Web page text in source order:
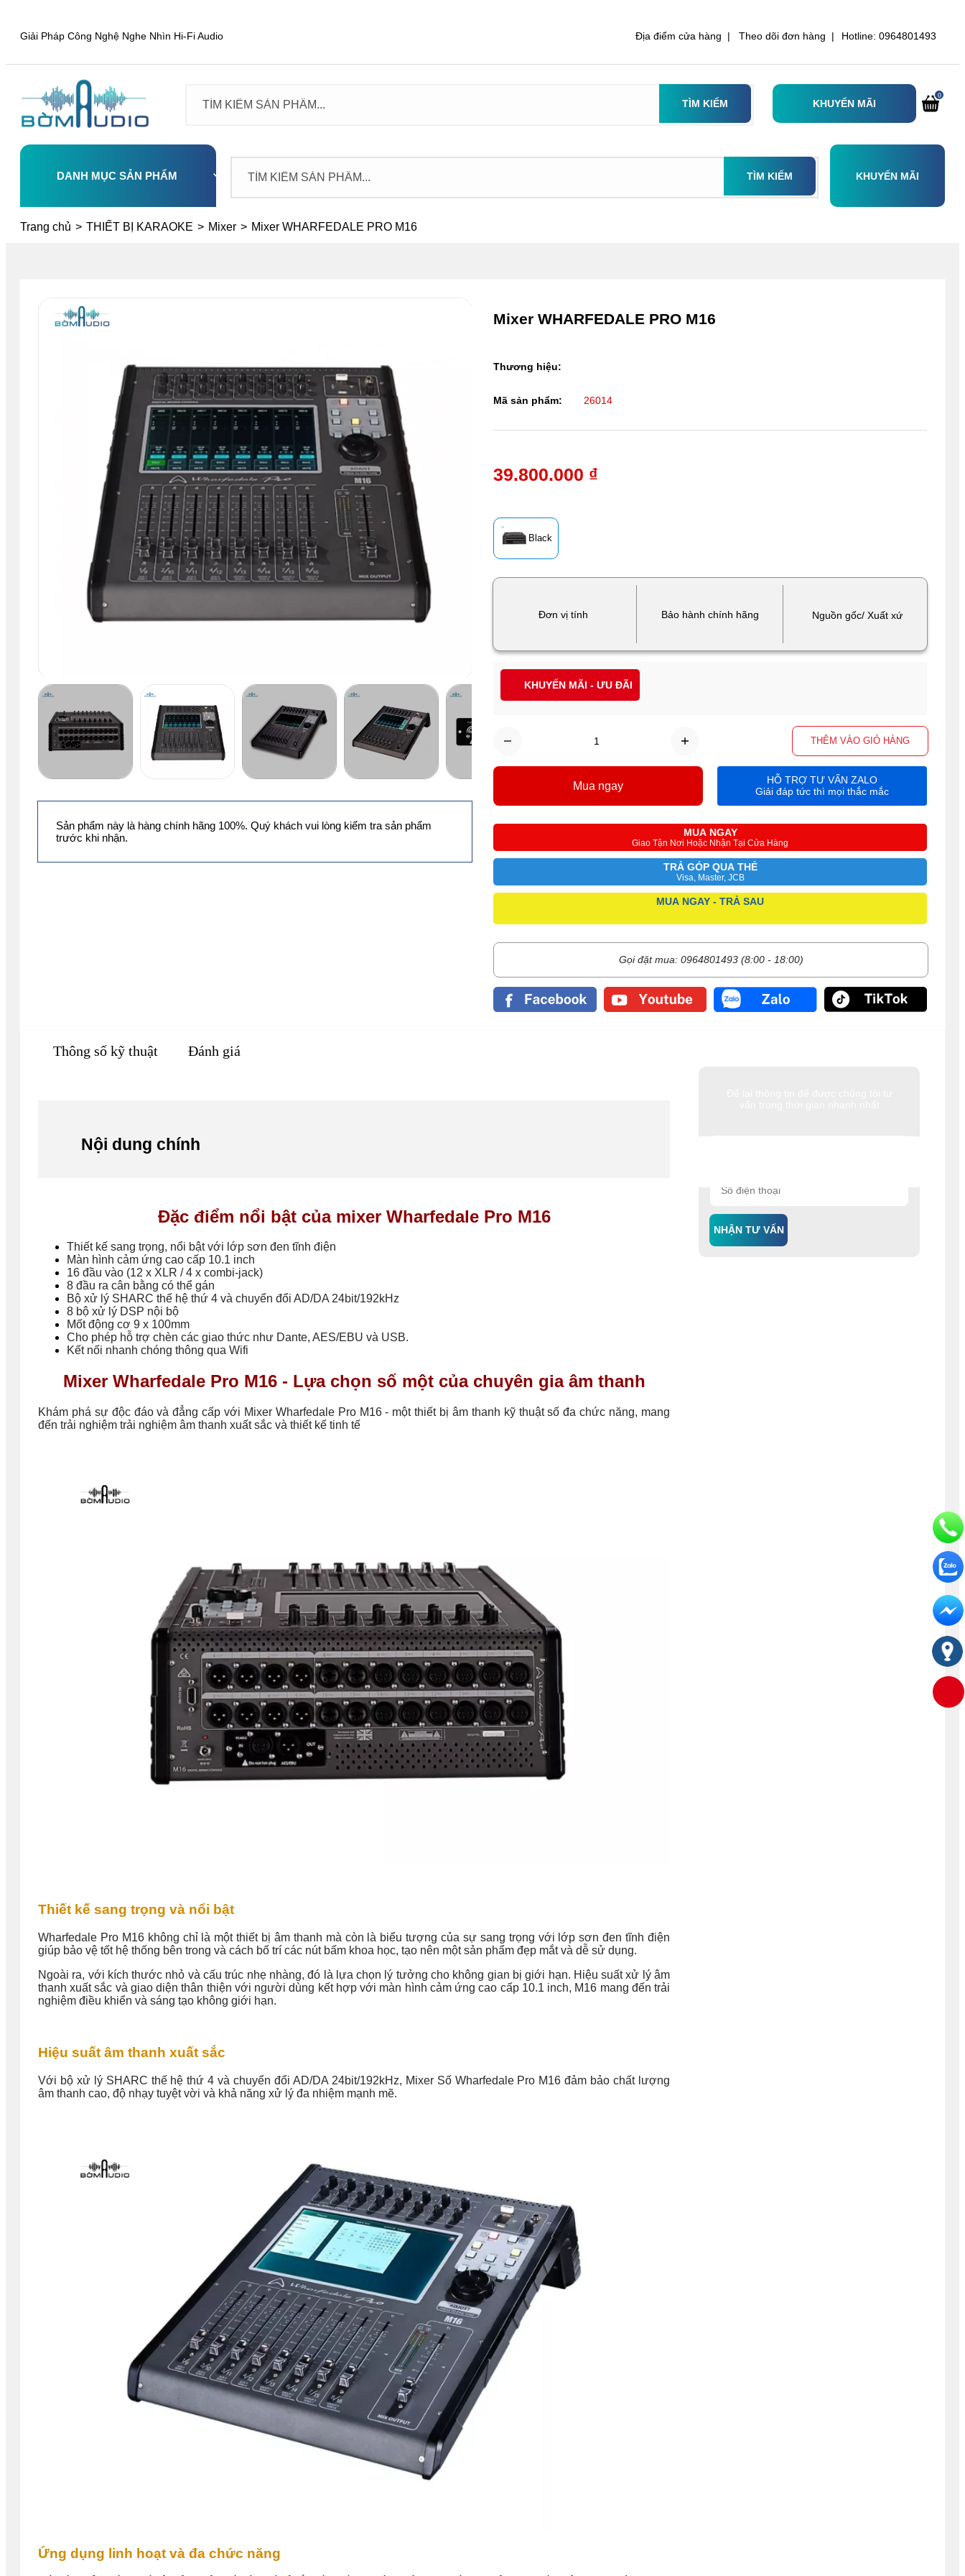
Giải Pháp Công Nghệ Nghe Nhìn Hi-Fi Audio Địa điểm cửa hàng | Theo dõi đơn hàng | Hotline: 0964801493
TÌM KIẾM KHUYẾN MÃI
0
DANH MỤC SẢN PHẨM
Select TÌM KIẾM KHUYẾN MÃI
Trang chủ > THIẾT BỊ KARAOKE > Mixer > Mixer WHARFEDALE PRO M16
Đơn vị tính Bảo hành chính hãng Nguồn gốc/ Xuất xứ
Mixer WHARFEDALE PRO M16
Black
THÊM VÀO GIỎ HÀNG
MUA NGAY
Giao Tận Nơi Hoặc Nhận Tại Cửa Hàng
TRẢ GÓP QUA THẺ
Visa, Master, JCB
MUA NGAY - TRẢ SAU
Gọi đặt mua: 0964801493 (8:00 - 18:00)
39.800.000 ₫
Thương hiệu:
Mã sản phẩm: 26014
Mua ngay
HỖ TRỢ TƯ VẤN ZALO
Giải đáp tức thì mọi thắc mắc
KHUYẾN MÃI - ƯU ĐÃI
Sản phẩm này là hàng chính hãng 100%. Quý khách vui lòng kiểm tra sản phẩm
trước khi nhận.
NHẬN TƯ VẤN
Thông số kỹ thuật Đánh giá
Nội dung chính
Đặc điểm nổi bật của mixer Wharfedale Pro M16
Thiết kế sang trọng, nổi bật với lớp sơn đen tĩnh điện
Màn hình cảm ứng cao cấp 10.1 inch
16 đầu vào (12 x XLR / 4 x combi-jack)
8 đầu ra cân bằng có thể gán
Bộ xử lý SHARC thế hệ thứ 4 và chuyển đổi AD/DA 24bit/192kHz
8 bộ xử lý DSP nội bộ
Mốt động cơ 9 x 100mm
Cho phép hỗ trợ chèn các giao thức như Dante, AES/EBU và USB.
Kết nối nhanh chóng thông qua Wifi
Mixer Wharfedale Pro M16 - Lựa chọn số một của chuyên gia âm thanh
Khám phá sự độc đáo và đẳng cấp với Mixer Wharfedale Pro M16 - một thiết bị âm thanh kỹ thuật số đa chức năng, mang
đến trải nghiệm trải nghiệm âm thanh xuất sắc và thiết kế tinh tế
Thiết kế sang trọng và nổi bật
Wharfedale Pro M16 không chỉ là một thiết bị âm thanh mà còn là biểu tượng của sự sang trọng với lớp sơn đen tĩnh điện
giúp bảo vệ tốt hệ thống bên trong và cách bố trí các nút bấm khoa học, tạo nên một sản phẩm đẹp mắt và dễ sử dụng.
Ngoài ra, với kích thước nhỏ và cấu trúc nhẹ nhàng, đó là lựa chọn lý tưởng cho không gian bị giới hạn. Hiệu suất xử lý âm
thanh xuất sắc và giao diện thân thiện với người dùng kết hợp với màn hình cảm ứng cao cấp 10.1 inch, M16 mang đến trải
nghiệm điều khiển và sáng tạo không giới hạn.
Hiệu suất âm thanh xuất sắc
Với bộ xử lý SHARC thế hệ thứ 4 và chuyển đổi AD/DA 24bit/192kHz, Mixer Số Wharfedale Pro M16 đảm bảo chất lượng
âm thanh cao, độ nhạy tuyệt vời và khả năng xử lý đa nhiệm mạnh mẽ.
Ứng dụng linh hoạt và đa chức năng